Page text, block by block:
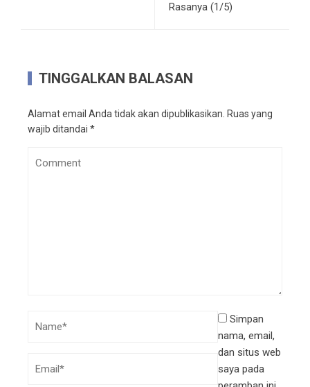
Rasanya (1/5)
TINGGALKAN BALASAN
Alamat email Anda tidak akan dipublikasikan. Ruas yang
wajib ditandai *
Simpan
nama, email,
dan situs web
saya pada